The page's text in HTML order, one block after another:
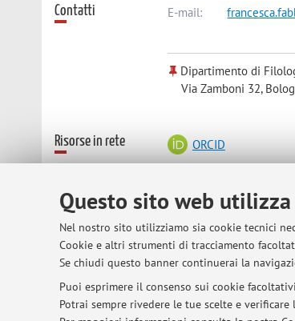
Questo sito web
Nel nostro sito utilizziamo sia cookie tecnici
Cookie e altri strumenti di tracciamento
Se chiudi questo banner continuerai la
Puoi esprimere il consenso sui cookie
Potrai sempre rivedere le tue scelte e
Contatti E-mail:
Dipartimento di
Via Zamboni 32,
Risorse in rete ORCID
© 2026 - ALMA MATER